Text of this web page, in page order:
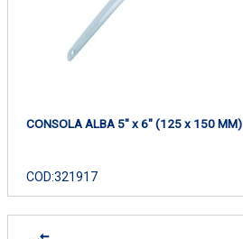
CONSOLA ALBA 5" x 6" (125 x 150 MM)
COD:321917